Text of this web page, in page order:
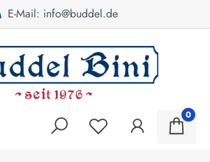
E-Mail: info@buddel.de
0